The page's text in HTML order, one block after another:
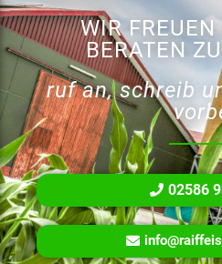
WIR
BERATEN
ruf an, schreib
02586